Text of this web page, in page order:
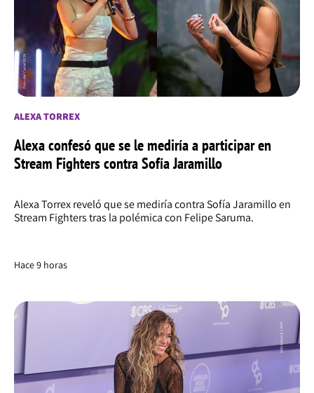
ALEXA TORREX
Alexa confesó que se le mediría a participar en
Stream Fighters contra Sofía Jaramillo
Alexa Torrex reveló que se mediría contra Sofía Jaramillo en
Stream Fighters tras la polémica con Felipe Saruma.
Hace 9 horas